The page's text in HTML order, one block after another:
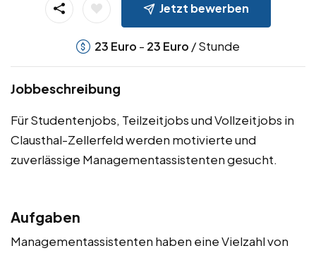
Jetzt bewerben
23 Euro - 23 Euro / Stunde
Jobbeschreibung
Für Studentenjobs, Teilzeitjobs und Vollzeitjobs in
Clausthal-Zellerfeld werden motivierte und
zuverlässige Managementassistenten gesucht.
Aufgaben
Managementassistenten haben eine Vielzahl von